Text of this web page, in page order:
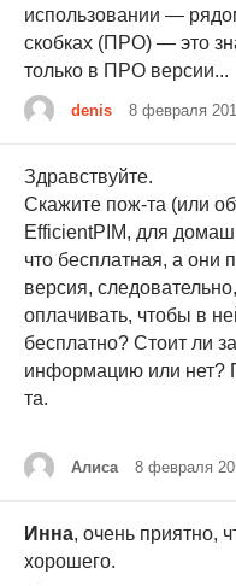
использовании —
скобках (ПРО) — это
только в ПРО версии...
denis 8 февраля
Здравствуйте.
Скажите пож-та (или
EfficientPIM, для
что бесплатная, а они
версия,
оплачивать, чтобы в
бесплатно? Стоит ли
информацию или нет?
та.
Алиса 8 февраля
Инна, очень приятно,
хорошего.